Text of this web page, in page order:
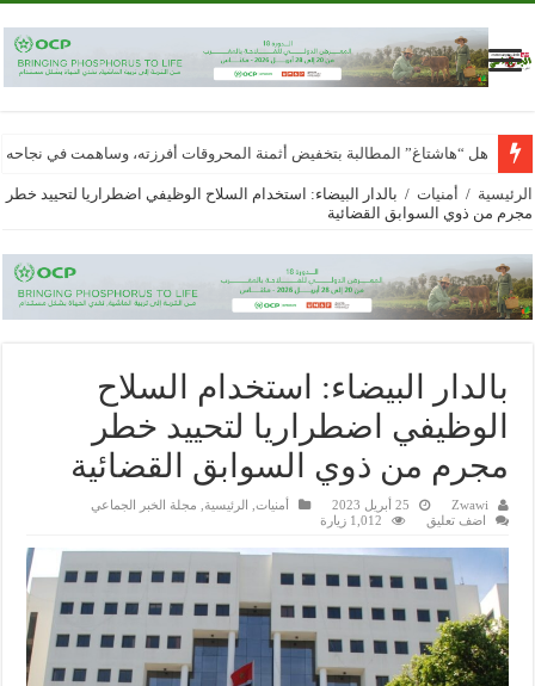
هل “هاشتاغ” المطالبة بتخفيض أثمنة المحروقات أفرزته، وساهمت في
الرئيسية / أمنيات / بالدار البيضاء: استخدام السلاح الوظيفي اضطراريا لتحييد خطر
مجرم من ذوي السوابق القضائية
بالدار البيضاء: استخدام السلاح
الوظيفي اضطراريا لتحييد خطر
مجرم من ذوي السوابق القضائية
Zwawi 25 أبريل 2023 أمنيات الرئيسية
مجلة الخبر الجماعي
اضف تعليق
1,012 زيارة